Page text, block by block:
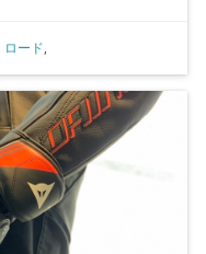
ロード,